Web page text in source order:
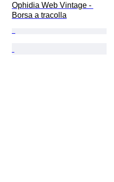
Ophidia Web Vintage -
Borsa a tracolla